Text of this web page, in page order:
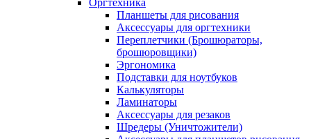
Оргтехника
Планшеты для рисования
Аксессуары для оргтехники
Переплетчики (Брошюраторы,
брошюровщики)
Эргономика
Подставки для ноутбуков
Калькуляторы
Ламинаторы
Аксессуары для резаков
Шредеры (Уничтожители)